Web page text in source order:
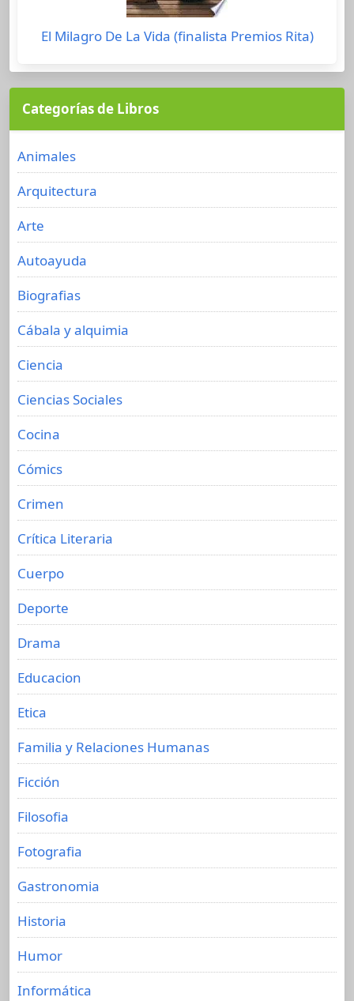
El Milagro De La Vida (finalista Premios Rita)
Categorías de Libros
Animales
Arquitectura
Arte
Autoayuda
Biografias
Cábala y alquimia
Ciencia
Ciencias Sociales
Cocina
Cómics
Crimen
Crítica Literaria
Cuerpo
Deporte
Drama
Educacion
Etica
Familia y Relaciones Humanas
Ficción
Filosofia
Fotografia
Gastronomia
Historia
Humor
Informática